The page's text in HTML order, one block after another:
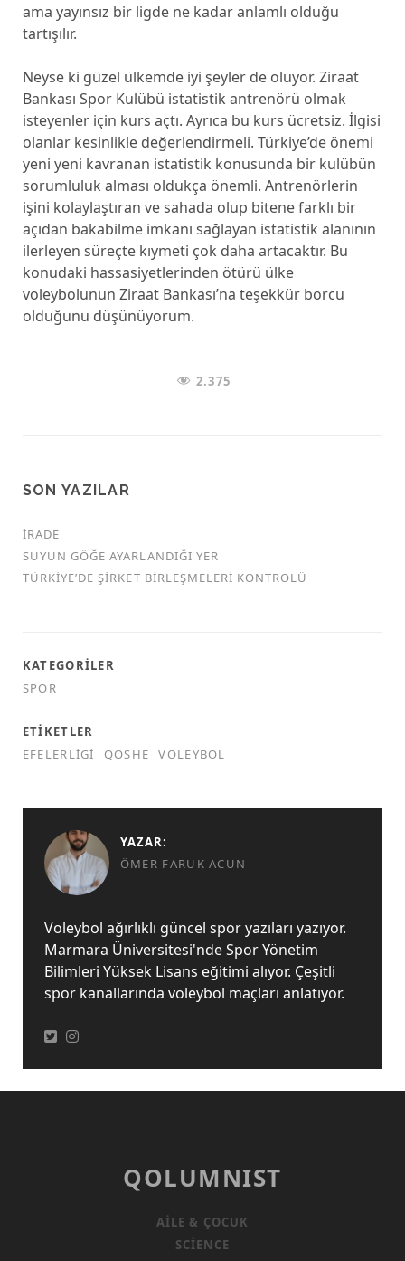
ama yayınsız bir ligde ne kadar anlamlı olduğu
tartışılır.
Neyse ki güzel ülkemde iyi şeyler de oluyor. Ziraat
Bankası Spor Kulübü istatistik antrenörü olmak
isteyenler için kurs açtı. Ayrıca bu kurs ücretsiz. İlgisi
olanlar kesinlikle değerlendirmeli. Türkiye’de önemi
yeni yeni kavranan istatistik konusunda bir kulübün
sorumluluk alması oldukça önemli. Antrenörlerin
işini kolaylaştıran ve sahada olup bitene farklı bir
açıdan bakabilme imkanı sağlayan istatistik alanının
ilerleyen süreçte kıymeti çok daha artacaktır. Bu
konudaki hassasiyetlerinden ötürü ülke
voleybolunun Ziraat Bankası’na teşekkür borcu
olduğunu düşünüyorum.
2.375
SON YAZILAR
İRADE
SUYUN GÖĞE AYARLANDIĞI YER
TÜRKİYE’DE ŞİRKET BİRLEŞMELERİ KONTROLÜ
KATEGORILER
SPOR
ETIKETLER
EFELERLIGI
QOSHE VOLEYBOL
YAZAR:
ÖMER FARUK ACUN
Voleybol ağırlıklı güncel spor yazıları yazıyor.
Marmara Üniversitesi'nde Spor Yönetim
Bilimleri Yüksek Lisans eğitimi alıyor. Çeşitli
spor kanallarında voleybol maçları anlatıyor.
QOLUMNIST
AILE & ÇOCUK
SCIENCE